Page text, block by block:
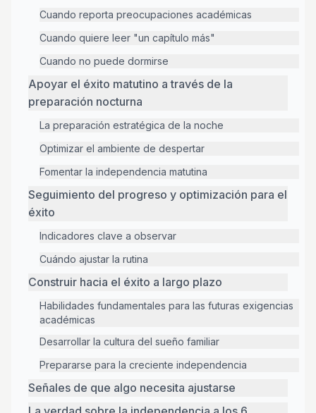
Cuando reporta preocupaciones académicas
Cuando quiere leer "un capítulo más"
Cuando no puede dormirse
Apoyar el éxito matutino a través de la
preparación nocturna
La preparación estratégica de la noche
Optimizar el ambiente de despertar
Fomentar la independencia matutina
Seguimiento del progreso y optimización para el
éxito
Indicadores clave a observar
Cuándo ajustar la rutina
Construir hacia el éxito a largo plazo
Habilidades fundamentales para las futuras exigencias
académicas
Desarrollar la cultura del sueño familiar
Prepararse para la creciente independencia
Señales de que algo necesita ajustarse